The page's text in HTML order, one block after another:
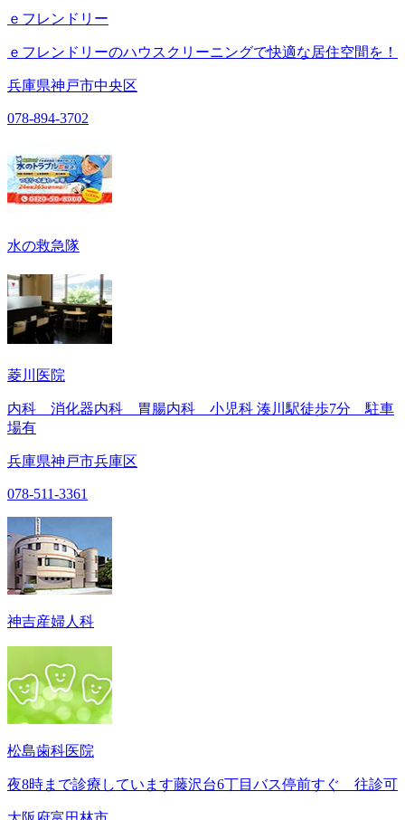
ｅフレンドリー
ｅフレンドリーのハウスクリーニングで快適な居住空間を！
兵庫県神戸市中央区
078-894-3702
水の救急隊
菱川医院
内科 消化器内科 胃腸内科 小児科 湊川駅徒歩7分 駐車
場有
兵庫県神戸市兵庫区
078-511-3361
神吉産婦人科
松島歯科医院
夜8時まで診療しています藤沢台6丁目バス停前すぐ 往診可